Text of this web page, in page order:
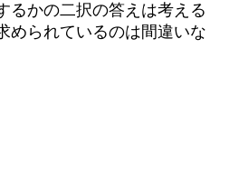
るかの二択の答えは考える
められているのは間違いな